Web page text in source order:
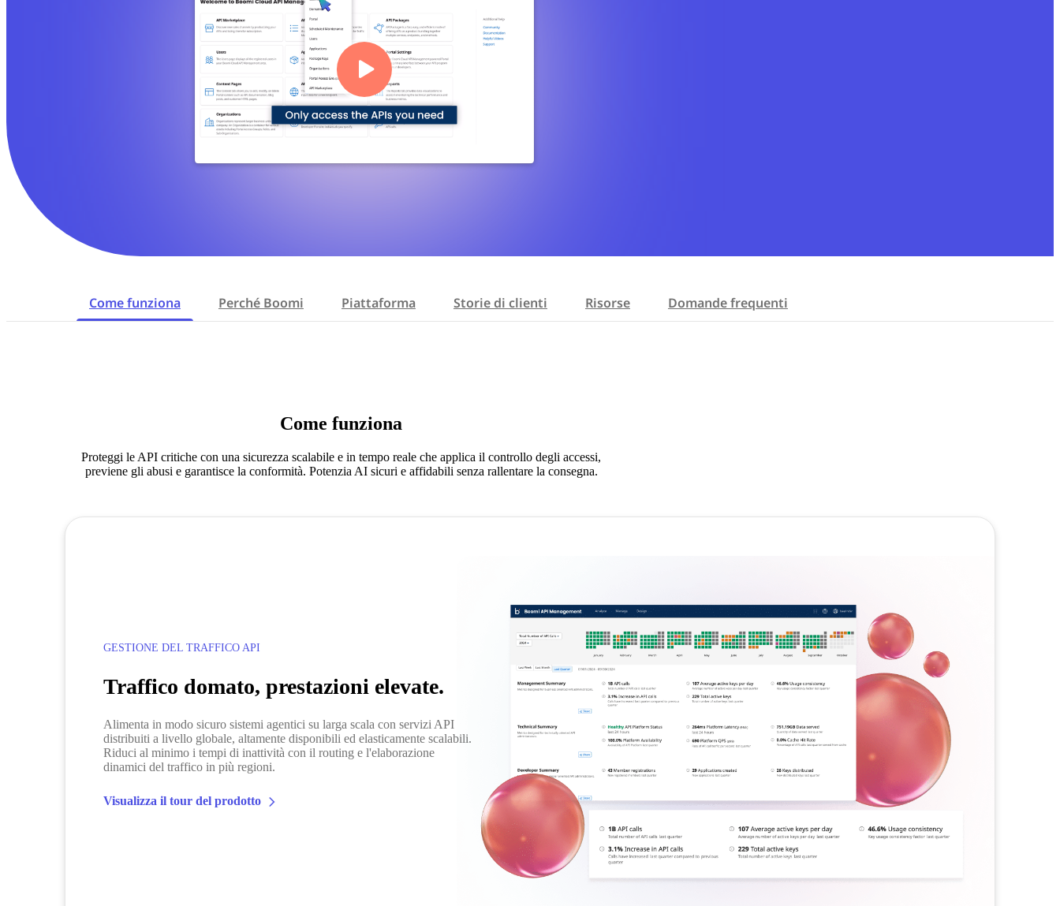
Come funziona Perché Boomi Piattaforma Storie di clienti Risorse Domande frequenti
Come funziona
Proteggi le API critiche con una sicurezza scalabile e in tempo reale che applica il controllo degli accessi,
previene gli abusi e garantisce la conformità. Potenzia AI sicuri e affidabili senza rallentare la consegna.
GESTIONE DEL TRAFFICO API
Traffico domato, prestazioni elevate.
Alimenta in modo sicuro sistemi agentici su larga scala con servizi API
distribuiti a livello globale, altamente disponibili ed elasticamente scalabili.
Riduci al minimo i tempi di inattività con il routing e l'elaborazione
dinamici del traffico in più regioni.
Visualizza il tour del prodotto